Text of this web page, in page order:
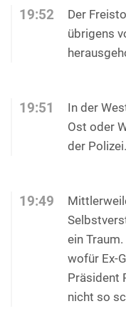
19:52
Der
übrigens
19:51
In der
Ost oder
der
19:49
ein
wofür Ex-
Präsident
nicht so